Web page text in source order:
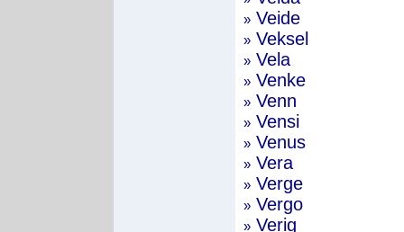
» Veide
» Veksel
» Vela
» Venke
» Venn
» Vensi
» Venus
» Vera
» Verge
» Vergo
» Verig